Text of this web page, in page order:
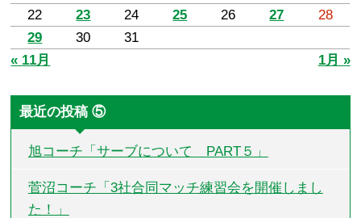
22
23 24 25 26 27
28
29
30
31
« 11月
1月 »
最近の投稿 ⑤
旭コーチ「サーブについて PART５」
菅沼コーチ「3社合同マッチ練習会を開催しまし
た！」